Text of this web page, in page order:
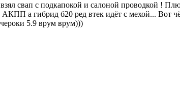
свап с подкапокой и салоной проводкой !
АКПП а гибрид б20 ред втек идёт с мехой... Вот
5.9 врум врум)))